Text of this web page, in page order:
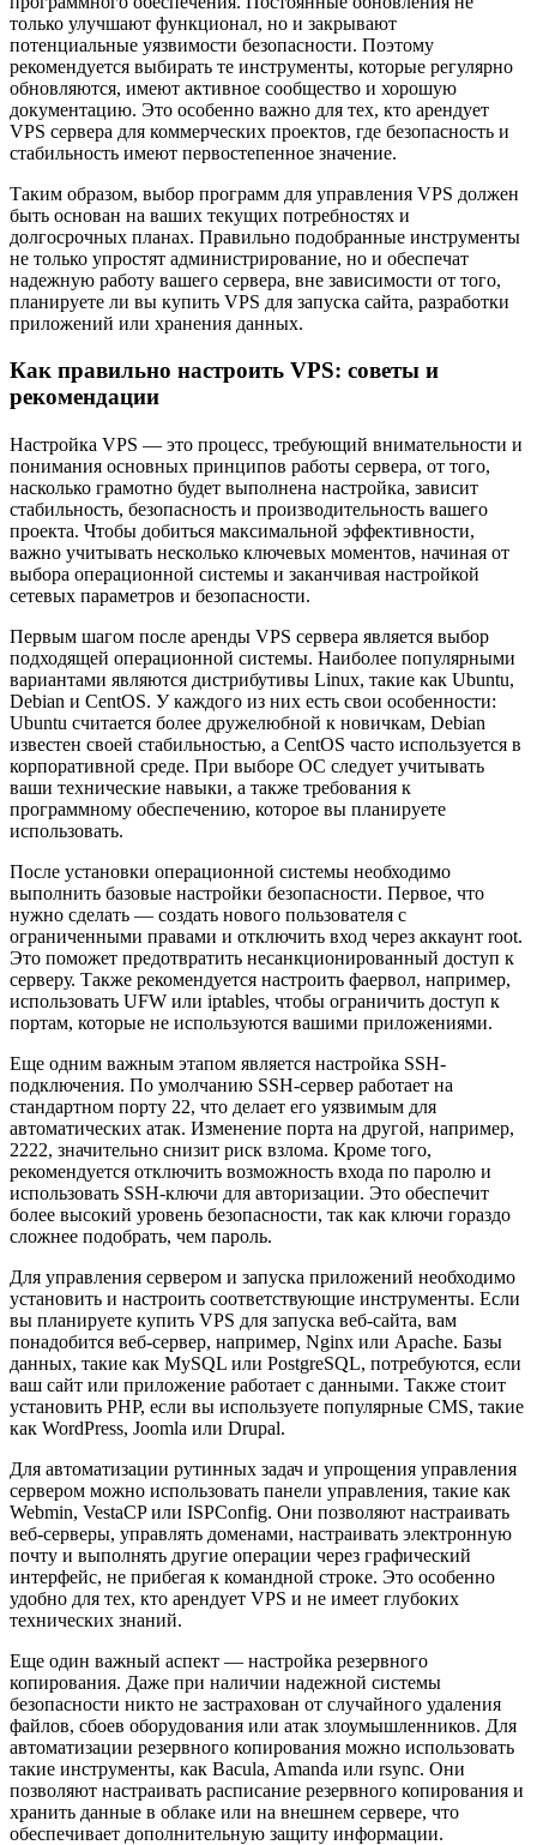
только улучшают функционал, но и закрывают
потенциальные уязвимости безопасности. Поэтому
рекомендуется выбирать те инструменты, которые регулярно
обновляются, имеют активное сообщество и хорошую
документацию. Это особенно важно для тех, кто арендует
VPS сервера для коммерческих проектов, где безопасность и
стабильность имеют первостепенное значение.
Таким образом, выбор программ для управления VPS должен
быть основан на ваших текущих потребностях и
долгосрочных планах. Правильно подобранные инструменты
не только упростят администрирование, но и обеспечат
надежную работу вашего сервера, вне зависимости от того,
планируете ли вы купить VPS для запуска сайта, разработки
приложений или хранения данных.
Как правильно настроить VPS: советы и
рекомендации
Настройка VPS — это процесс, требующий внимательности и
понимания основных принципов работы сервера, от того,
насколько грамотно будет выполнена настройка, зависит
стабильность, безопасность и производительность вашего
проекта. Чтобы добиться максимальной эффективности,
важно учитывать несколько ключевых моментов, начиная от
выбора операционной системы и заканчивая настройкой
сетевых параметров и безопасности.
Первым шагом после аренды VPS сервера является выбор
подходящей операционной системы. Наиболее популярными
вариантами являются дистрибутивы Linux, такие как Ubuntu,
Debian и CentOS. У каждого из них есть свои особенности:
Ubuntu считается более дружелюбной к новичкам, Debian
известен своей стабильностью, а CentOS часто используется в
корпоративной среде. При выборе ОС следует учитывать
ваши технические навыки, а также требования к
программному обеспечению, которое вы планируете
использовать.
После установки операционной системы необходимо
выполнить базовые настройки безопасности. Первое, что
нужно сделать — создать нового пользователя с
ограниченными правами и отключить вход через аккаунт root.
Это поможет предотвратить несанкционированный доступ к
серверу. Также рекомендуется настроить фаервол, например,
использовать UFW или iptables, чтобы ограничить доступ к
портам, которые не используются вашими приложениями.
Еще одним важным этапом является настройка SSH-
подключения. По умолчанию SSH-сервер работает на
стандартном порту 22, что делает его уязвимым для
автоматических атак. Изменение порта на другой, например,
2222, значительно снизит риск взлома. Кроме того,
рекомендуется отключить возможность входа по паролю и
использовать SSH-ключи для авторизации. Это обеспечит
более высокий уровень безопасности, так как ключи гораздо
сложнее подобрать, чем пароль.
Для управления сервером и запуска приложений необходимо
установить и настроить соответствующие инструменты. Если
вы планируете купить VPS для запуска веб-сайта, вам
понадобится веб-сервер, например, Nginx или Apache. Базы
данных, такие как MySQL или PostgreSQL, потребуются, если
ваш сайт или приложение работает с данными. Также стоит
установить PHP, если вы используете популярные CMS, такие
как WordPress, Joomla или Drupal.
Для автоматизации рутинных задач и упрощения управления
сервером можно использовать панели управления, такие как
Webmin, VestaCP или ISPConfig. Они позволяют настраивать
веб-серверы, управлять доменами, настраивать электронную
почту и выполнять другие операции через графический
интерфейс, не прибегая к командной строке. Это особенно
удобно для тех, кто арендует VPS и не имеет глубоких
технических знаний.
Еще один важный аспект — настройка резервного
копирования. Даже при наличии надежной системы
безопасности никто не застрахован от случайного удаления
файлов, сбоев оборудования или атак злоумышленников. Для
автоматизации резервного копирования можно использовать
такие инструменты, как Bacula, Amanda или rsync. Они
позволяют настраивать расписание резервного копирования и
хранить данные в облаке или на внешнем сервере, что
обеспечивает дополнительную защиту информации.